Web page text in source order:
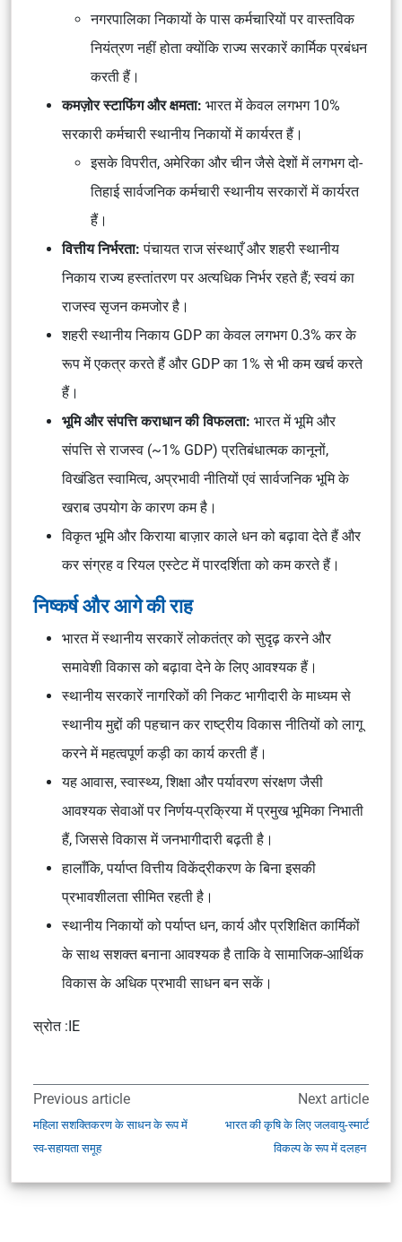
नगरपालिका निकायों के पास कर्मचारियों पर वास्तविक
नियंत्रण नहीं होता क्योंकि राज्य सरकारें कार्मिक प्रबंधन
करती हैं।
कमज़ोर स्टाफिंग और क्षमता: भारत में केवल लगभग 10%
सरकारी कर्मचारी स्थानीय निकायों में कार्यरत हैं।
इसके विपरीत, अमेरिका और चीन जैसे देशों में लगभग दो-
तिहाई सार्वजनिक कर्मचारी स्थानीय सरकारों में कार्यरत
हैं।
वित्तीय निर्भरता: पंचायत राज संस्थाएँ और शहरी स्थानीय
निकाय राज्य हस्तांतरण पर अत्यधिक निर्भर रहते हैं; स्वयं का
राजस्व सृजन कमजोर है।
शहरी स्थानीय निकाय GDP का केवल लगभग 0.3% कर के
रूप में एकत्र करते हैं और GDP का 1% से भी कम खर्च करते
हैं।
भूमि और संपत्ति कराधान की विफलता: भारत में भूमि और
संपत्ति से राजस्व (~1% GDP) प्रतिबंधात्मक कानूनों,
विखंडित स्वामित्व, अप्रभावी नीतियों एवं सार्वजनिक भूमि के
खराब उपयोग के कारण कम है।
विकृत भूमि और किराया बाज़ार काले धन को बढ़ावा देते हैं और
कर संग्रह व रियल एस्टेट में पारदर्शिता को कम करते हैं।
निष्कर्ष और आगे की राह
भारत में स्थानीय सरकारें लोकतंत्र को सुदृढ़ करने और
समावेशी विकास को बढ़ावा देने के लिए आवश्यक हैं।
स्थानीय सरकारें नागरिकों की निकट भागीदारी के माध्यम से
स्थानीय मुद्दों की पहचान कर राष्ट्रीय विकास नीतियों को लागू
करने में महत्वपूर्ण कड़ी का कार्य करती हैं।
यह आवास, स्वास्थ्य, शिक्षा और पर्यावरण संरक्षण जैसी
आवश्यक सेवाओं पर निर्णय-प्रक्रिया में प्रमुख भूमिका निभाती
हैं, जिससे विकास में जनभागीदारी बढ़ती है।
हालाँकि, पर्याप्त वित्तीय विकेंद्रीकरण के बिना इसकी
प्रभावशीलता सीमित रहती है।
स्थानीय निकायों को पर्याप्त धन, कार्य और प्रशिक्षित कार्मिकों
के साथ सशक्त बनाना आवश्यक है ताकि वे सामाजिक-आर्थिक
विकास के अधिक प्रभावी साधन बन सकें।
स्रोत :IE
Previous article
महिला सशक्तिकरण के साधन के रूप में
स्व-सहायता समूह
Next article
भारत की कृषि के लिए जलवायु-स्मार्ट
विकल्प के रूप में दलहन